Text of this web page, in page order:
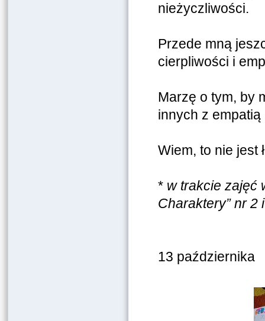
nieżyczliwości.
Przede mną
cierpliwości i
Marzę o tym, by
innych z
Wiem, to nie jest
* w trakcie zajęć
Charaktery” nr 2
13 października